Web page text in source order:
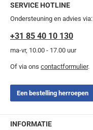
SERVICE HOTLINE
Ondersteuning en advies via:
+31 85 40 10 130
ma-vr, 10.00 - 17.00 uur
Of via ons contactformulier.
Een bestelling herroepen
INFORMATIE